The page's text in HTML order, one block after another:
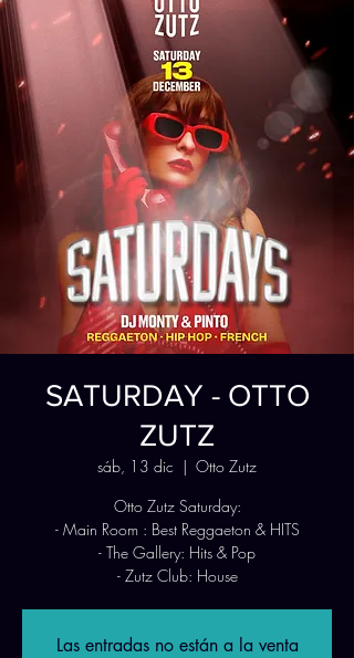
SATURDAY - OTTO
ZUTZ
sáb, 13 dic
  |
Otto Zutz
Otto Zutz Saturday:
- Main Room : Best Reggaeton & HITS
- The Gallery: Hits & Pop
- Zutz Club: House
Las entradas no están a la venta